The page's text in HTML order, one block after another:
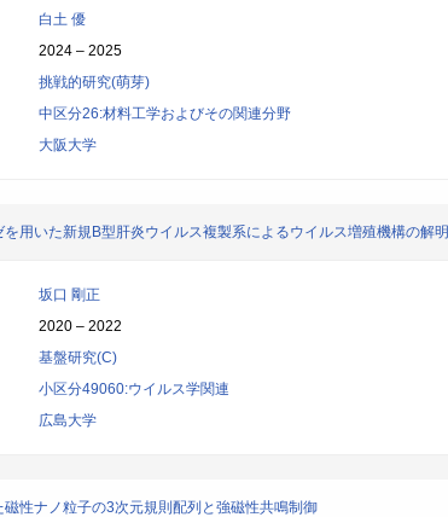
白土 優
2024 – 2025
挑戦的研究(萌芽)
中区分26:材料工学およびその関連分野
大阪大学
用いた新規B型肝炎ウイルス複製系によるウイルス増殖機構の解明
坂口 剛正
2020 – 2022
基盤研究(C)
小区分49060:ウイルス学関連
広島大学
性ナノ粒子の3次元規則配列と強磁性共鳴制御